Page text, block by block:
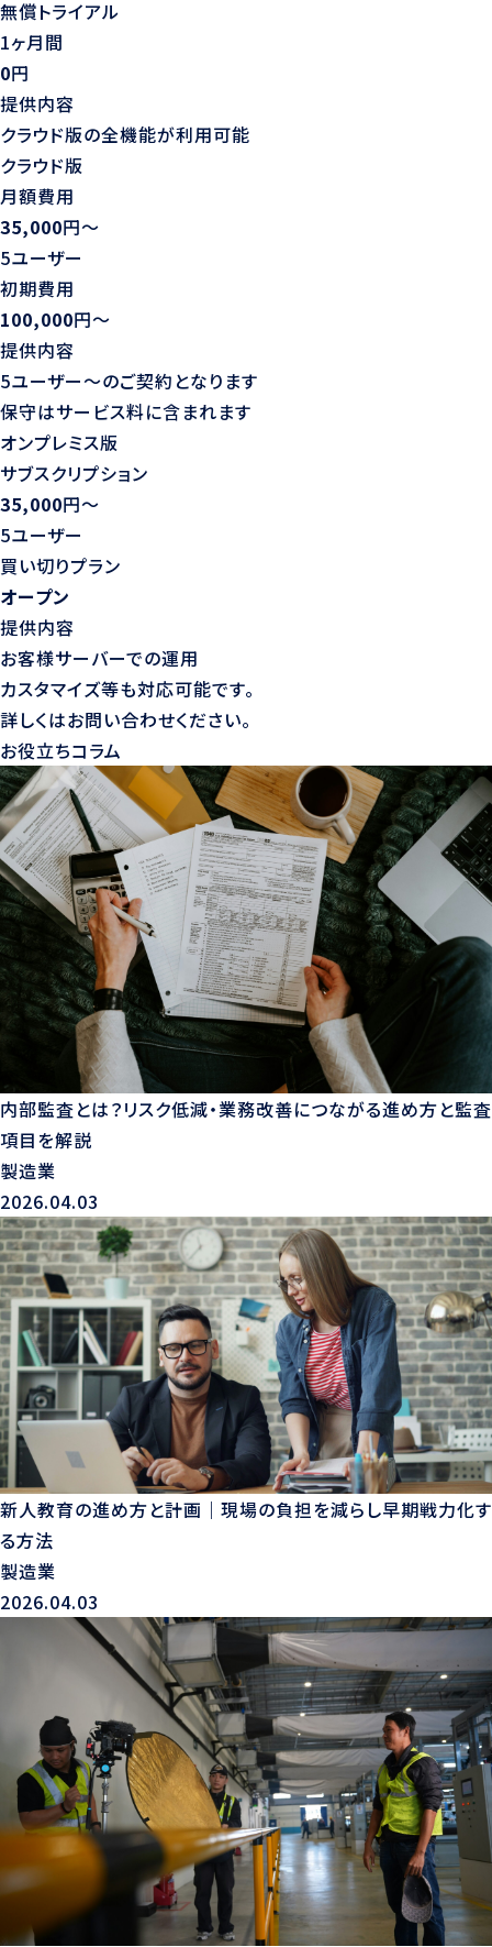
無償トライアル
1ヶ月間
0円
提供内容
クラウド版の全機能が利用可能
クラウド版
月額費用
35,000円〜
5ユーザー
初期費用
100,000円〜
提供内容
5ユーザー〜のご契約となります
保守はサービス料に含まれます
オンプレミス版
サブスクリプション
35,000円〜
5ユーザー
買い切りプラン
オープン
提供内容
お客様サーバーでの運用
カスタマイズ等も対応可能です。
詳しくはお問い合わせください。
お役立ちコラム
内部監査とは？リスク低減・業務改善につながる進め方と監査
項目を解説
製造業
2026.04.03
新人教育の進め方と計画｜現場の負担を減らし早期戦力化す
る方法
製造業
2026.04.03